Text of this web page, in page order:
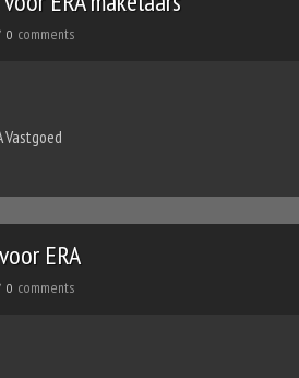
0 comments
Vastgoed
ERA
0 comments